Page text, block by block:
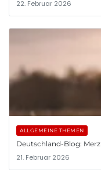
22. Februar 2026
ALLGEMEINE THEMEN
Deutschland-Blog:
21. Februar 2026